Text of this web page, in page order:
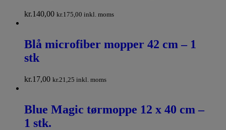
kr.140,00 kr.175,00 inkl. moms
Blå microfiber mopper 42 cm – 1
stk
kr.17,00 kr.21,25 inkl. moms
Blue Magic tørmoppe 12 x 40 cm –
1 stk.